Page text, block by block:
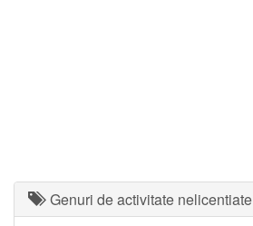
Genuri de activitate nelicentiate